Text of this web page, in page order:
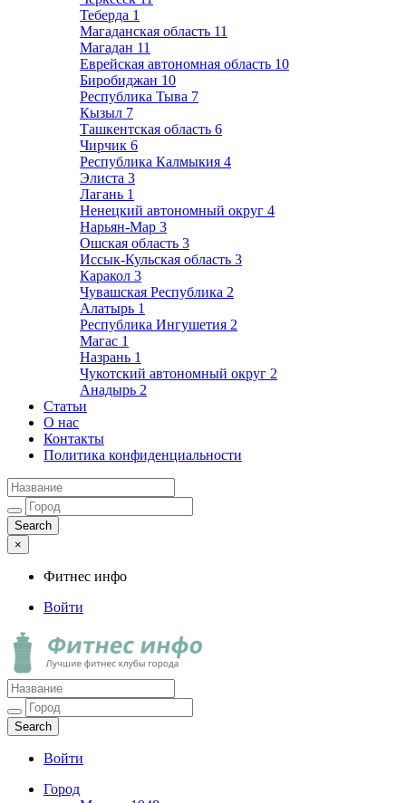
Теберда 1
Магаданская область 11
Магадан 11
Еврейская автономная область 10
Биробиджан 10
Республика Тыва 7
Кызыл 7
Ташкентская область 6
Чирчик 6
Республика Калмыкия 4
Элиста 3
Лагань 1
Ненецкий автономный округ 4
Нарьян-Мар 3
Ошская область 3
Иссык-Кульская область 3
Каракол 3
Чувашская Республика 2
Алатырь 1
Республика Ингушетия 2
Магас 1
Назрань 1
Чукотский автономный округ 2
Анадырь 2
Статьи
О нас
Контакты
Политика конфиденциальности
×
Фитнес инфо
Войти
Фитнес инфо
Лучшие фитнес клубы города
Войти
Город